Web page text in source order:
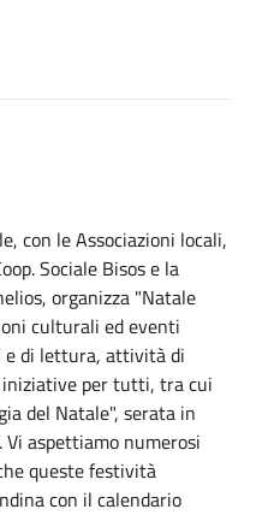
con le Associazioni locali,
Sociale Bisos e la
organizza "Natale
culturali ed eventi
e di lettura, attività di
per tutti, tra cui
del Natale", serata in
Vi aspettiamo numerosi
queste festività
con il calendario